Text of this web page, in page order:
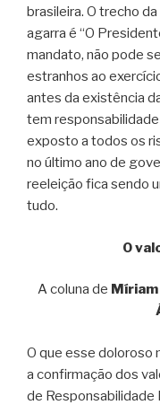
brasileira. O trecho
agarra é “O
mandato, não pode
estranhos ao
antes da existência
tem
exposto a todos os
no último ano de
reeleição fica sendo
tudo.
O
A coluna de
O que esse doloroso
a confirmação dos
de Responsabilidade